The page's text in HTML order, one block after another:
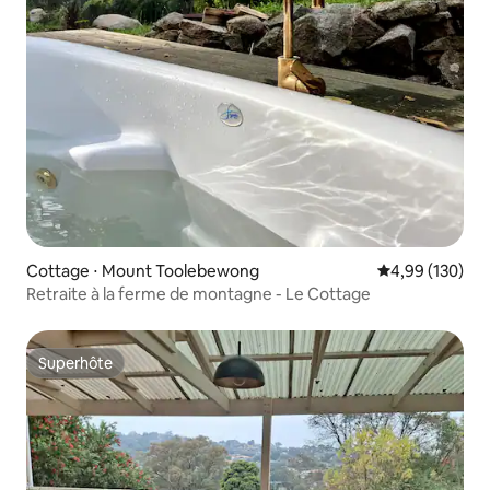
Cottage ⋅ Mount Toolebewong Évaluation
4,99 (130)
Retraite à la ferme de montagne - Le Cottage
Superhôte
Superhôte